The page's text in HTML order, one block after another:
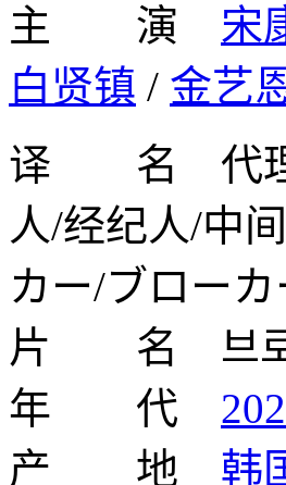
主 演 宋
白贤镇 / 金艺
译 名 代理
人/经纪人/中
カー/ブローカ
片 名 브로
年 代
产 地 韩